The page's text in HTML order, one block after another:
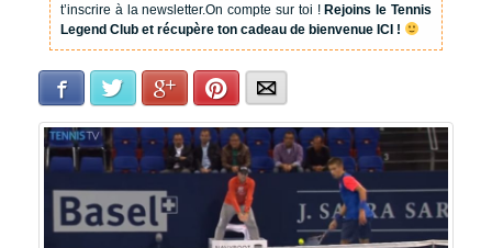
t’inscrire à la newsletter.On compte sur toi !Rejoins le Tennis
Legend Club et récupère ton cadeau de bienvenue ICI !
Facebook Twitter Google+Pinterest